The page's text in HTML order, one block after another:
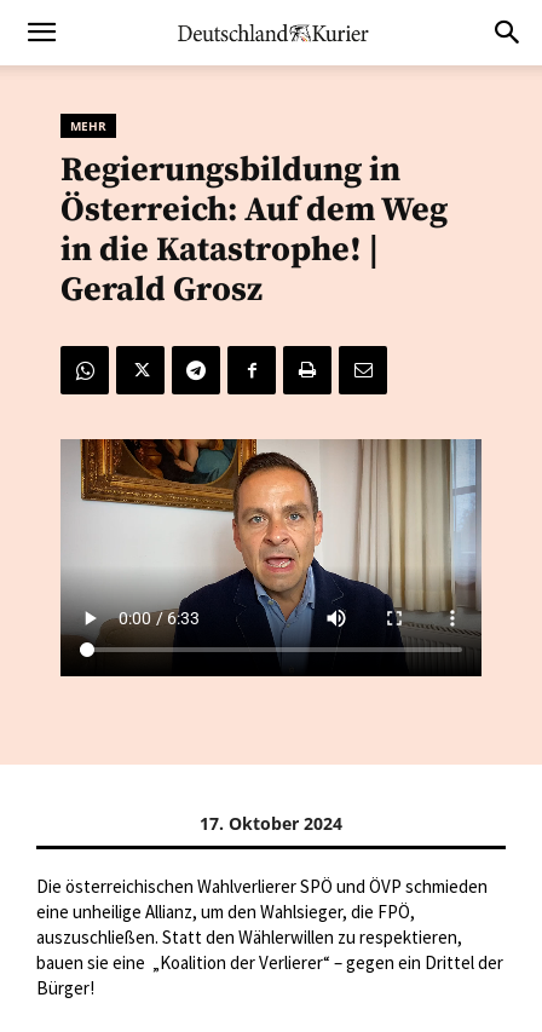
MEHR
Regierungsbildung in
Österreich: Auf dem Weg
in die Katastrophe! |
Gerald Grosz
17. Oktober 2024
Die österreichischen Wahlverlierer SPÖ und ÖVP schmieden
eine unheilige Allianz, um den Wahlsieger, die FPÖ,
auszuschließen. Statt den Wählerwillen zu respektieren,
bauen sie eine „Koalition der Verlierer“ – gegen ein Drittel der
Bürger!